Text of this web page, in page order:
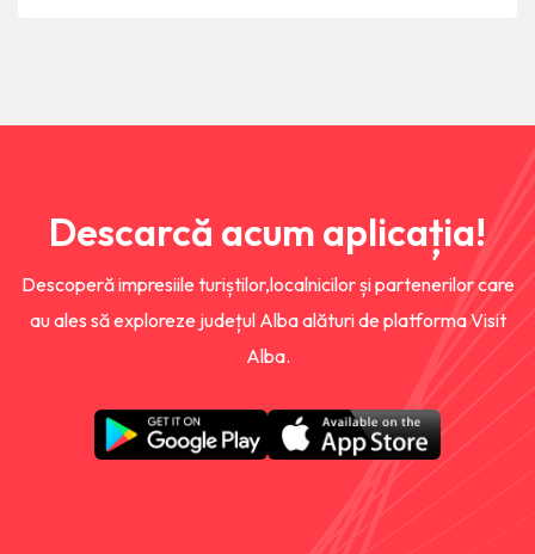
Descarcă acum aplicația!
Descoperă impresiile turiștilor,localnicilor și partenerilor care
au ales să exploreze județul Alba alături de platforma Visit
Alba.